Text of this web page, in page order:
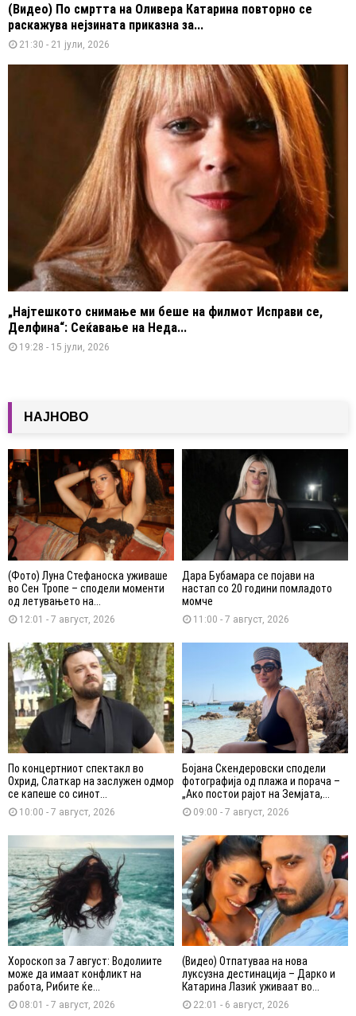
(Видео) По смртта на Оливера Катарина повторно се
раскажува нејзината приказна за...
21:30 - 21 јули, 2026
„Најтешкото снимање ми беше на филмот Исправи се,
Делфина“: Сеќавање на Неда...
19:28 - 15 јули, 2026
НАЈНОВО
(Фото) Луна Стефаноска уживаше
во Сен Тропе – сподели моменти
од летувањето на...
12:01 - 7 август, 2026
Дара Бубамара се појави на
настап со 20 години помладото
момче
11:00 - 7 август, 2026
По концертниот спектакл во
Охрид, Слаткар на заслужен одмор
се капеше со синот...
10:00 - 7 август, 2026
Бојана Скендеровски сподели
фотографија од плажа и порача –
„Ако постои рајот на Земјата,...
09:00 - 7 август, 2026
Хороскоп за 7 август: Водолиите
може да имаат конфликт на
работа, Рибите ќе...
08:01 - 7 август, 2026
(Видео) Отпатуваа на нова
луксузна дестинација – Дарко и
Катарина Лазиќ уживаат во...
22:01 - 6 август, 2026